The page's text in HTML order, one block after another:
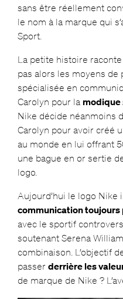
sans être réellement
le nom à la marque qui
Sport.
La petite histoire
pas alors les moyens de
spécialisée en
Carolyn pour la modique
Nike décide néanmoins
Carolyn pour avoir créé
au monde en lui offrant
une bague en or sertie
logo.
Aujourd’hui le logo Nike
communication toujours
avec le sportif
soutenant Serena
combinaison. L’objectif
passer derrière les
de marque de Nike ?